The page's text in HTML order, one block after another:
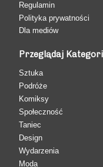
Regulamin
Polityka prywatności
Dla mediów
Przeglądaj
Sztuka
Podróże
Komiksy
Społeczność
Taniec
Design
Wydarzenia
Moda